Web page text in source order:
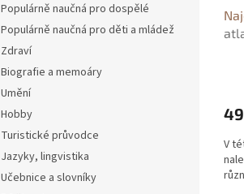
Populárně naučná pro dospělé
Populárně naučná pro děti a mládež
Zdraví
Biografie a memoáry
Umění
Hobby
Turistické průvodce
Jazyky, lingvistika
Učebnice a slovníky
V